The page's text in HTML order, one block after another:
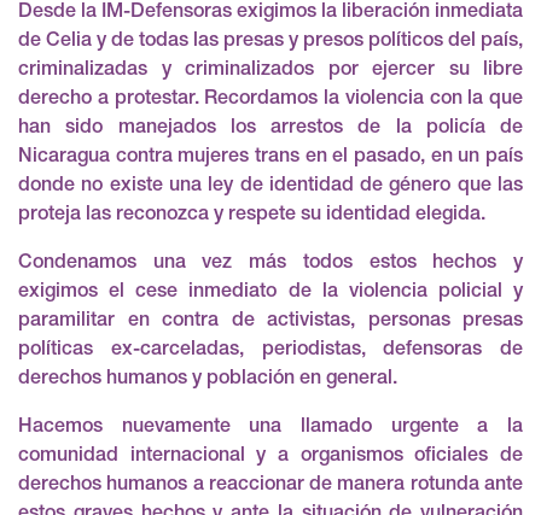
Desde la IM-Defensoras exigimos la liberación inmediata
de Celia y de todas las presas y presos políticos del país,
criminalizadas y criminalizados por ejercer su libre
derecho a protestar. Recordamos la violencia con la que
han sido manejados los arrestos de la policía de
Nicaragua contra mujeres trans en el pasado, en un país
donde no existe una ley de identidad de género que las
proteja las reconozca y respete su identidad elegida.
Condenamos una vez más todos estos hechos y
exigimos el cese inmediato de la violencia policial y
paramilitar en contra de activistas, personas presas
políticas ex-carceladas, periodistas, defensoras de
derechos humanos y población en general.
Hacemos nuevamente una llamado urgente a la
comunidad internacional y a organismos oficiales de
derechos humanos a reaccionar de manera rotunda ante